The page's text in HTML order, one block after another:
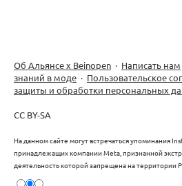
Об Альянсе х Beinopen · Написать нам
знаний в моде · Пользовательское
защиты и обработки персональных
CC BY-SA
На данном сайте могут встречаться упоминания
принадлежащих компании Meta, признанной
деятельность которой запрещена на территории